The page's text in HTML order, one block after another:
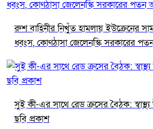
রুশ বাহিনীর নিখুঁত হামলায় ইউক্রেনের
ধ্বংস, কোণঠাসা জেলেনস্কি সরকারের
সুই কী-এর সাথে রেড ক্রসের বৈঠক: স্বাস্থ্য
ছবি প্রকাশ